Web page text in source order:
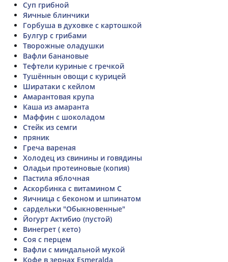
Суп грибной
Яичные блинчики
Горбуша в духовке с картошкой
Булгур с грибами
Творожные оладушки
Вафли банановые
Тефтели куриные с гречкой
Тушённын овощи с курицей
Ширатаки с кейлом
Амарантовая крупа
Каша из амаранта
Маффин с шоколадом
Стейк из семги
пряник
Греча вареная
Холодец из свинины и говядины
Оладьи протеиновые (копия)
Пастила яблочная
Аскорбинка с витамином C
Яичница с беконом и шпинатом
сардельки "Обыкновенные"
Йогурт Актибио (пустой)
Винегрет ( кето)
Соя с перцем
Вафли с миндальной мукой
Кофе в зернах Esmeralda